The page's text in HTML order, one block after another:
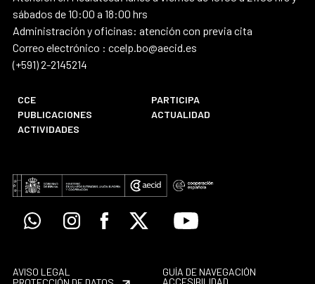
sábados de 10:00 a 18:00 hrs
Administración y oficinas: atención con previa cita
Correo electrónico : ccelp.bo@aecid.es
(+591) 2-2145214
CCE
PARTICIPA
PUBLICACIONES
ACTUALIDAD
ACTIVIDADES
WhatsappInstagramFacebook
X Youtube
AVISO LEGAL
GUÍA DE NAVEGACIÓN
ACCESIBILIDAD